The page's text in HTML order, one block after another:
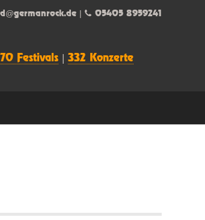
Festivals 332 Konzerte
05405 8959241